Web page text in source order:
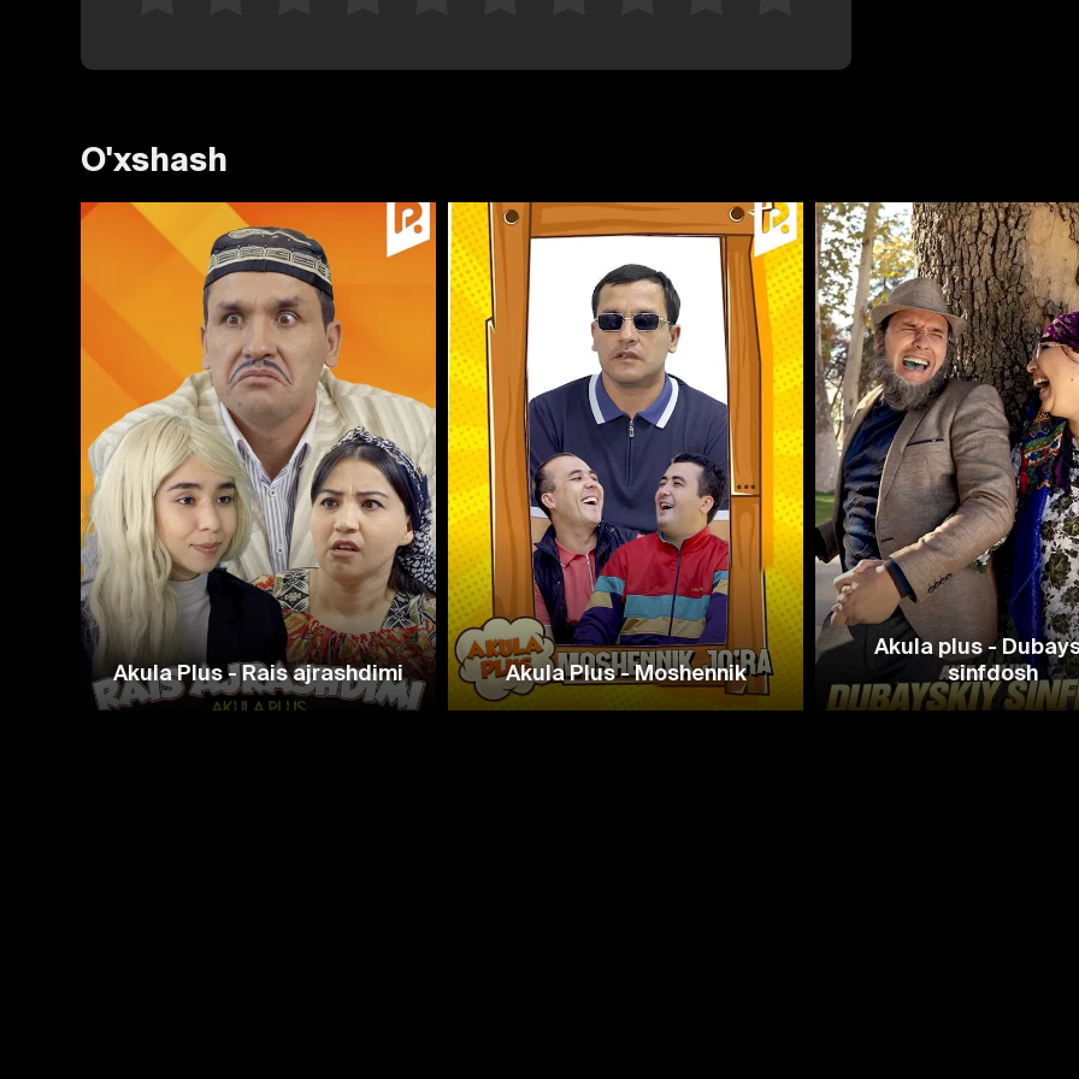
O'xshash
Akula Plus - Rais ajrashdimi Akula Plus - Moshennik
Akula plus -
sinfdosh